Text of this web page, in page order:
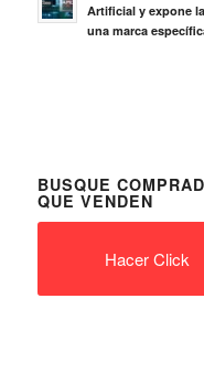
Artificial y expone
una marca
BUSQUE
QUE VENDEN
Hacer Click